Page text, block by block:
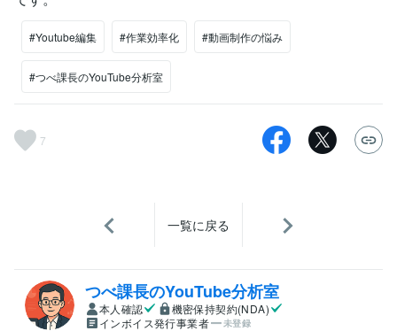
#Youtube編集 #作業効率化 #動画制作の悩み
#つべ課長のYouTube分析室
7
一覧に戻る
つべ課長のYouTube分析室
本人確認
機密保持契約(NDA)
インボイス発行事業者
未登録